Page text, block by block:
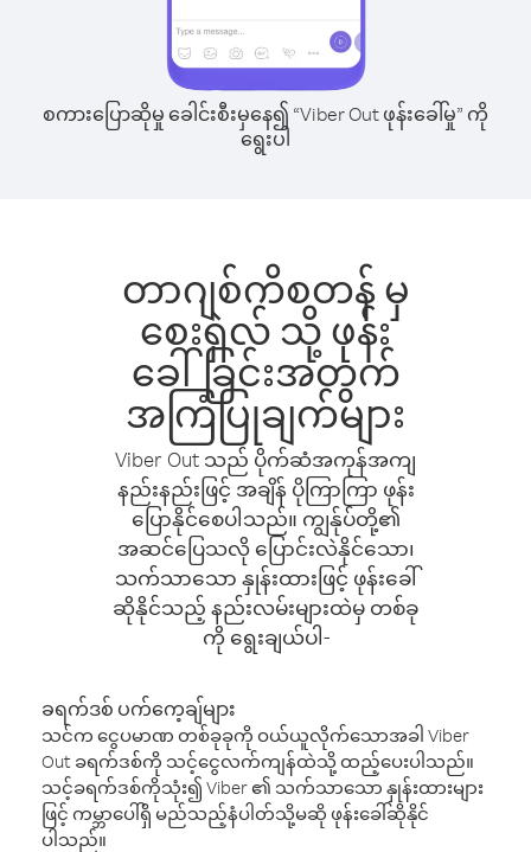
စကားပြောဆိုမှု ခေါင်းစီးမှနေ၍ “Viber Out ဖုန်းခေါ်မှု” ကို
ရွေးပါ
တာဂျစ်ကိစတန် မှ
စေးရှဲလ် သို့ ဖုန်း
ခေါ်ခြင်းအတွက်
အကြံပြုချက်များ
Viber Out သည် ပိုက်ဆံအကုန်အကျ
နည်းနည်းဖြင့် အချိန် ပိုကြာကြာ ဖုန်း
ပြောနိုင်စေပါသည်။ ကျွန်ုပ်တို့၏
အဆင်ပြေသလို ပြောင်းလဲနိုင်သော၊
သက်သာသော နှုန်းထားဖြင့် ဖုန်းခေါ်
ဆိုနိုင်သည့် နည်းလမ်းများထဲမှ တစ်ခု
ကို ရွေးချယ်ပါ-
ခရက်ဒစ် ပက်ကေ့ချ်များ
သင်က ငွေပမာဏ တစ်ခုခုကို ဝယ်ယူလိုက်သောအခါ Viber
Out ခရက်ဒစ်ကို သင့်ငွေလက်ကျန်ထဲသို့ ထည့်ပေးပါသည်။
သင့်ခရက်ဒစ်ကိုသုံး၍ Viber ၏ သက်သာသော နှုန်းထားများ
ဖြင့် ကမ္ဘာပေါ်ရှိ မည်သည့်နံပါတ်သို့မဆို ဖုန်းခေါ်ဆိုနိုင်
ပါသည်။